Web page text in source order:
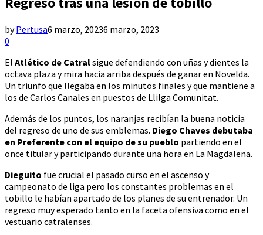
byPertusa6 marzo, 20236 marzo, 2023
0
El Atlético de Catralsigue defendiendo con uñas y dientes la
octava plaza y mira hacia arriba después de ganar en Novelda.
Un triunfo que llegaba en los minutos finales y que mantiene a
los de Carlos Canales en puestos de Llilga Comunitat.
Además de los puntos, los naranjas recibían la buena noticia
del regreso de uno de sus emblemas. Diego Chaves debutaba
en Preferente con el equipo de su pueblo partiendo en el
once titular y participando durante una hora en La Magdalena.
Dieguito fue crucial el pasado curso en el ascenso y
campeonato de liga pero los constantes problemas en el
tobillo le habían apartado de los planes de su entrenador. Un
regreso muy esperado tanto en la faceta ofensiva como en el
vestuario catralenses.